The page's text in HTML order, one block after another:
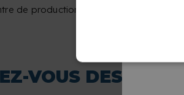
de production.
VOUS DES